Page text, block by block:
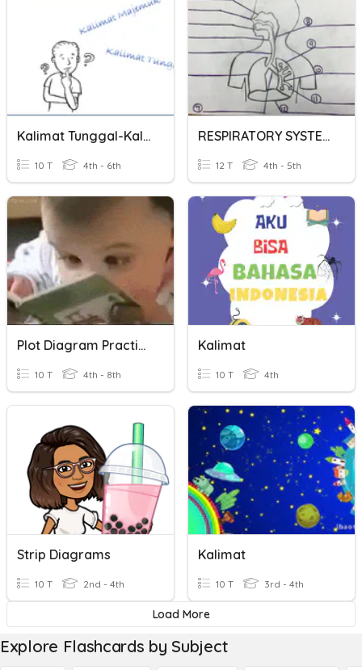
Kalimat Tunggal-Kalimat Majemuk
10 T 4th - 6th
RESPIRATORY SYSTEM DIAGRAM
12 T 4th - 5th
Plot Diagram Practice
10 T 4th - 8th
Kalimat
10 T 4th
Strip Diagrams
10 T 2nd - 4th
Kalimat
10 T 3rd - 4th
Load More
Explore Flashcards by Subject